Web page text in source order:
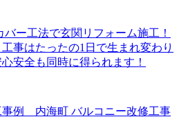
ー工法で玄関リフォーム施工！
事はたったの1日で生まれ変わり
安全も同時に得られます！
事例 内海町 バルコニー改修工事